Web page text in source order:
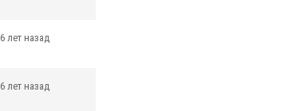
6 лет назад
6 лет назад